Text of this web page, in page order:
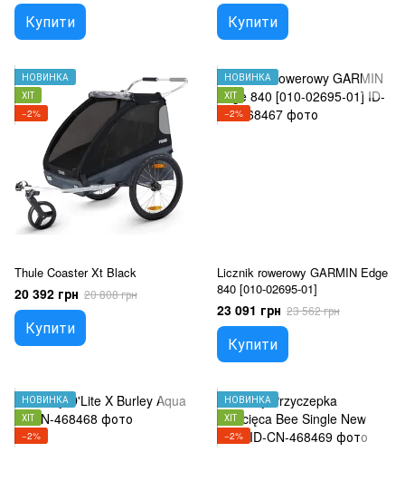
Купити Купити
НОВИНКА
ХІТ
−2%
Thule Coaster Xt Black
20 392 грн 20 808 грн
Купити
НОВИНКА
ХІТ
−2%
Licznik rowerowy GARMIN Edge
840 [010-02695-01]
23 091 грн 23 562 грн
Купити
НОВИНКА
ХІТ
−2%
НОВИНКА
ХІТ
−2%